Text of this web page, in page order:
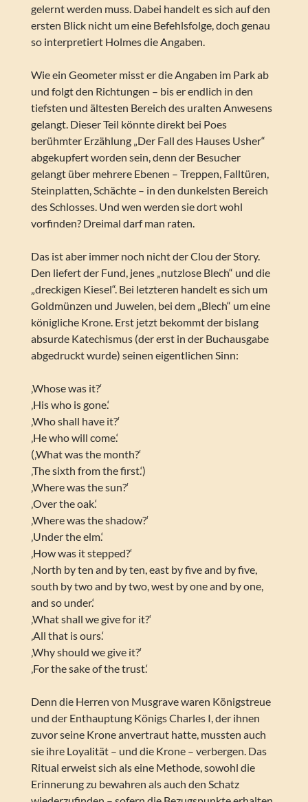
gelernt werden muss. Dabei handelt es sich auf den
ersten Blick nicht um eine Befehlsfolge, doch genau
so interpretiert Holmes die Angaben.
Wie ein Geometer misst er die Angaben im Park ab
und folgt den Richtungen – bis er endlich in den
tiefsten und ältesten Bereich des uralten Anwesens
gelangt. Dieser Teil könnte direkt bei Poes
berühmter Erzählung „Der Fall des Hauses Usher“
abgekupfert worden sein, denn der Besucher
gelangt über mehrere Ebenen – Treppen, Falltüren,
Steinplatten, Schächte – in den dunkelsten Bereich
des Schlosses. Und wen werden sie dort wohl
vorfinden? Dreimal darf man raten.
Das ist aber immer noch nicht der Clou der Story.
Den liefert der Fund, jenes „nutzlose Blech“ und die
„dreckigen Kiesel“. Bei letzteren handelt es sich um
Goldmünzen und Juwelen, bei dem „Blech“ um eine
königliche Krone. Erst jetzt bekommt der bislang
absurde Katechismus (der erst in der Buchausgabe
abgedruckt wurde) seinen eigentlichen Sinn:
‚Whose was it?‘
‚His who is gone.‘
‚Who shall have it?‘
‚He who will come.‘
(‚What was the month?‘
‚The sixth from the first.‘)
‚Where was the sun?‘
‚Over the oak.‘
‚Where was the shadow?‘
‚Under the elm.‘
‚How was it stepped?‘
‚North by ten and by ten, east by five and by five,
south by two and by two, west by one and by one,
and so under.‘
‚What shall we give for it?‘
‚All that is ours.‘
‚Why should we give it?‘
‚For the sake of the trust.‘
Denn die Herren von Musgrave waren Königstreue
und der Enthauptung Königs Charles I, der ihnen
zuvor seine Krone anvertraut hatte, mussten auch
sie ihre Loyalität – und die Krone – verbergen. Das
Ritual erweist sich als eine Methode, sowohl die
Erinnerung zu bewahren als auch den Schatz